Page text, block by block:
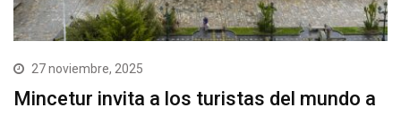
27 noviembre, 2025
Mincetur invita a los turistas del mundo a